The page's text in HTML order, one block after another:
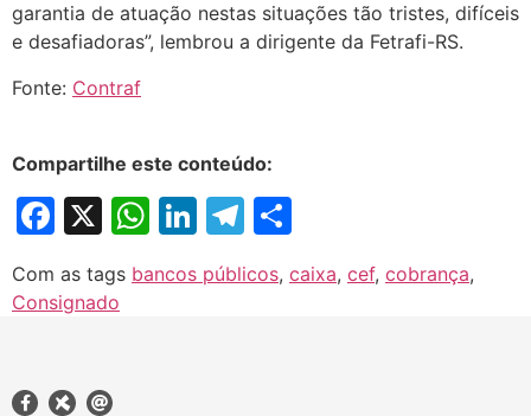
garantia de atuação nestas situações tão tristes, difíceis
e desafiadoras”, lembrou a dirigente da Fetrafi-RS.
Fonte: Contraf
Compartilhe este conteúdo:
Facebook
X WhatsApp
LinkedIn
Telegram
Com as tags bancos públicos, caixa, cef, cobrança,
Consignado